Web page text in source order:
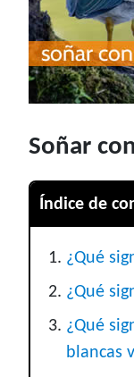
Soñar
Índice de
¿Qué
¿Qué
¿Qué
blancas